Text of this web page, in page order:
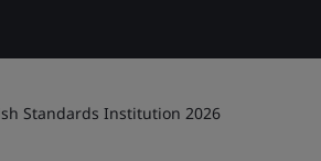
Standards Institution 2026